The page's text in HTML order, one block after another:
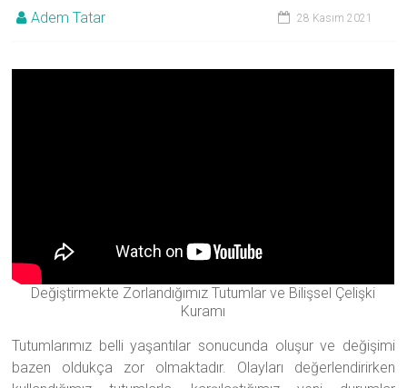
Adem Tatar 28 Kasım 2021
Değiştirmekte Zorlandığımız Tutumlar ve Bilişsel Çelişki
Kuramı
Tutumlarımız belli yaşantılar sonucunda oluşur ve değişimi
bazen oldukça zor olmaktadır. Olayları değerlendirirken